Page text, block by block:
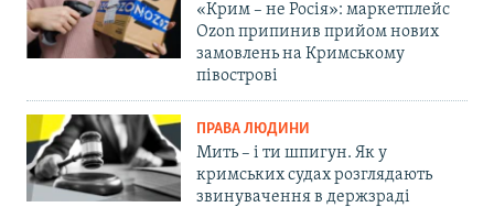
«Крим – не Росія»: маркетплейс
Ozon припинив прийом нових
замовлень на Кримському
півострові
ПРАВА ЛЮДИНИ
Мить – і ти шпигун. Як у
кримських судах розглядають
звинувачення в держзраді